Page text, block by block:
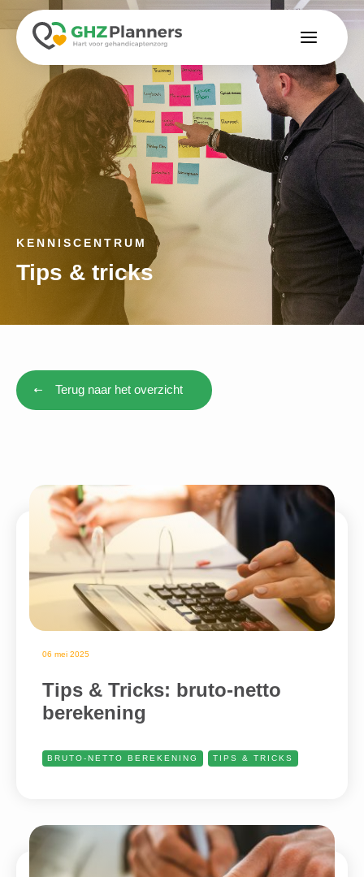
KENNISCENTRUM
Tips & tricks
Terug naar het overzicht
06 mei 2025
Tips & Tricks: bruto-netto
berekening
BRUTO-NETTO BEREKENING TIPS & TRICKS